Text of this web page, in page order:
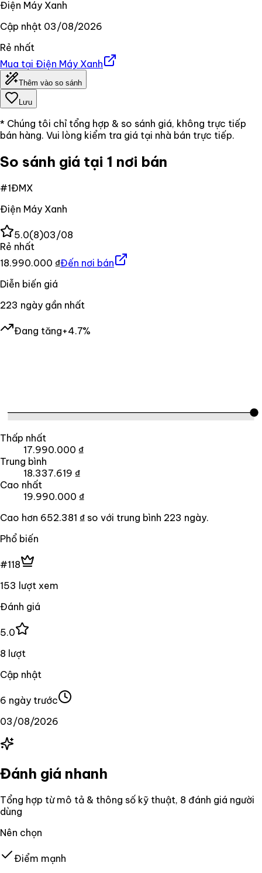
Điện Máy Xanh
Cập nhật 03/08/2026
Rẻ nhất
Mua tại Điện Máy Xanh
Thêm vào so sánh
Lưu
* Chúng tôi chỉ tổng hợp & so sánh giá, không trực tiếp
bán hàng. Vui lòng kiểm tra giá tại nhà bán trực tiếp.
So sánh giá tại 1 nơi bán
#1ĐMX
Điện Máy Xanh
5.0(8)03/08
Rẻ nhất
18.990.000 ₫Đến nơi bán
Diễn biến giá
223 ngày gần nhất
Đang tăng+4.7%
Thấp nhất
17.990.000 ₫
Trung bình
18.337.619 ₫
Cao nhất
19.990.000 ₫
Cao hơn 652.381 ₫ so với trung bình 223 ngày.
Phổ biến
#118
153 lượt xem
Đánh giá
5.0
8 lượt
Cập nhật
6 ngày trước
03/08/2026
Đánh giá nhanh
Tổng hợp từ mô tả & thông số kỹ thuật, 8 đánh giá người
dùng
Nên chọn
Điểm mạnh